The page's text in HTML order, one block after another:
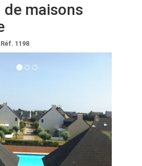
maisons
1198